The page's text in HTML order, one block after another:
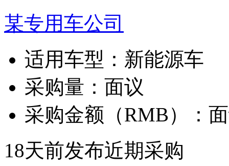
某专用车公司
适用车型： 新能源车
采购量： 面议
采购金额（RMB）：
18天前发布近期采购